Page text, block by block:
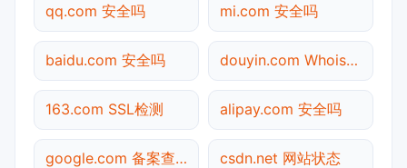
qq.com 安全吗 mi.com 安全吗
baidu.com 安全吗 douyin.com Whois查询
163.com SSL检测 alipay.com 安全吗
google.com 备案查询 csdn.net 网站状态